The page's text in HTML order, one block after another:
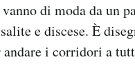
di moda da un
e discese. È
i corridori a